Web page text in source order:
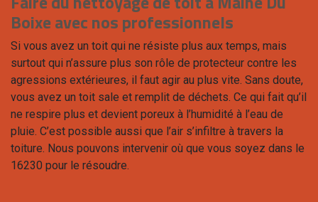
Boixe avec nos professionnels
Si vous avez un toit qui ne résiste plus aux temps, mais
surtout qui n’assure plus son rôle de protecteur contre les
agressions extérieures, il faut agir au plus vite. Sans doute,
vous avez un toit sale et remplit de déchets. Ce qui fait qu’il
ne respire plus et devient poreux à l’humidité à l’eau de
pluie. C’est possible aussi que l’air s’infiltre à travers la
toiture. Nous pouvons intervenir où que vous soyez dans le
16230 pour le résoudre.